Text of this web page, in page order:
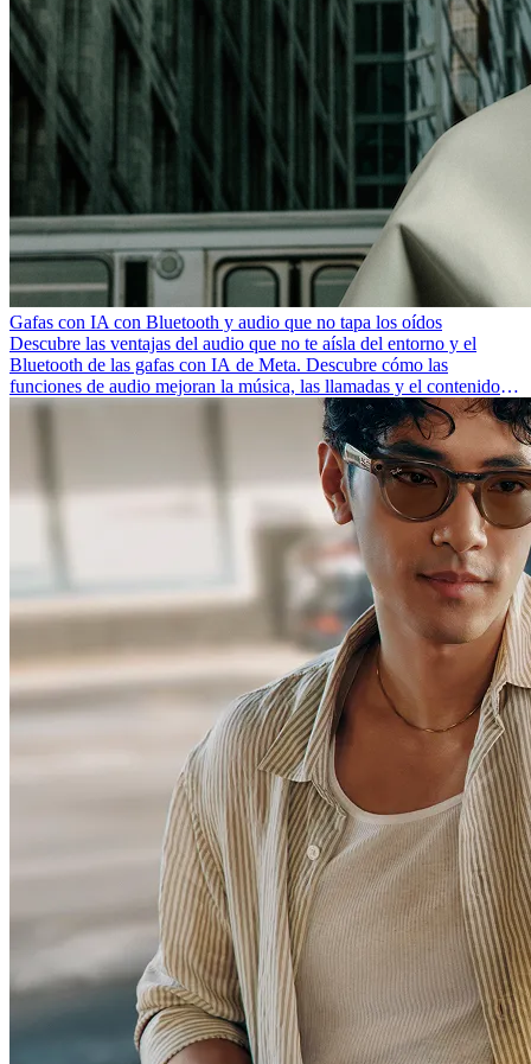
Gafas con IA con Bluetooth y audio que no tapa los oídos
Descubre las ventajas del audio que no te aísla del entorno y el
Bluetooth de las gafas con IA de Meta. Descubre cómo las
funciones de audio mejoran la música, las llamadas y el contenido
que escuchas cada día.